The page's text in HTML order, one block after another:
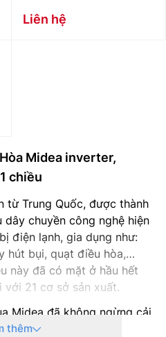
Liên hệ
Midea inverter,
chiều
từ Trung Quốc, được thành
dây chuyền công nghệ hiện
điện lạnh, gia dụng như:
hút bụi, quạt điều hòa,…
này đã có mặt ở hầu hết
21 cơ sở sản xuất.
Midea đã không ngừng cải
như đội ngũ nhân viên kỹ
thêm